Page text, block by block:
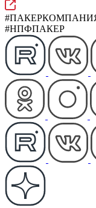
#НПФПАКЕР